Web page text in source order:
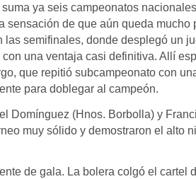
ya seis campeonatos
sensación de que aún queda mucho
las semifinales, donde desplegó un
una ventaja casi definitiva. Allí
que repitió subcampeonato con
para doblegar al campeón.
Domínguez (Hnos. Borbolla) y
muy sólido y demostraron el alto
de gala. La bolera colgó el cartel